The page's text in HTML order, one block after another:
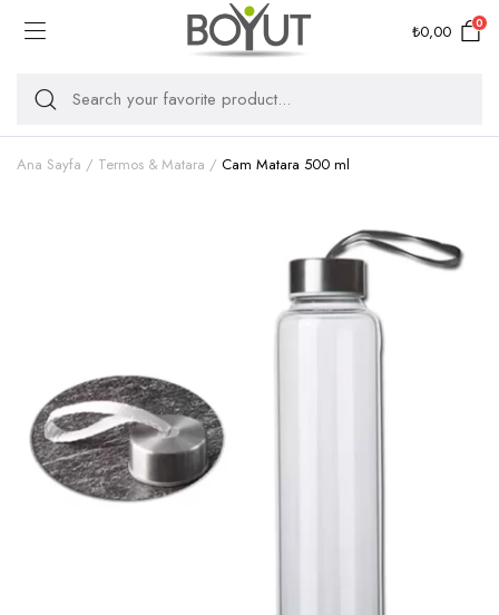
₺0,00 0
Ana Sayfa Termos & Matara Cam Matara 500 ml